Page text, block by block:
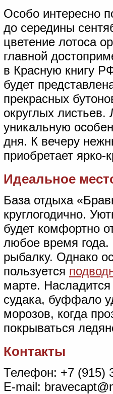
Особо интересно
до середины
цветение лотоса
главной
в Красную книгу
будет
прекрасных
округлых листьев.
уникальную
дня. К вечеру
приобретает ярко-
Идеальное
База отдыха
круглогодично.
будет комфортно
любое время
рыбалку. Однако
пользуется
марте.
судака, буффало
морозов, когда
покрываться
Контакты
Телефон: +7 (915)
E-mail: